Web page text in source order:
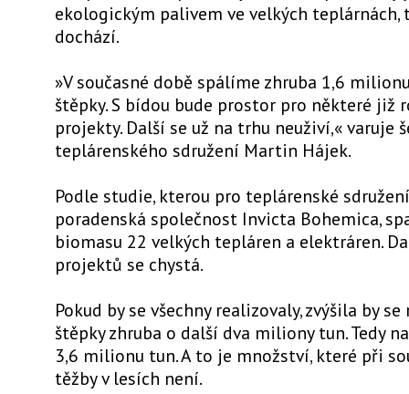
ekologickým palivem ve velkých
dochází.
»V současné době spálíme zhruba 1,6
štěpky. S bídou bude prostor pro některé již
projekty. Další se už na trhu neuživí,« varuje
teplárenského sdružení Martin Hájek.
Podle studie, kterou pro teplárenské
poradenská společnost Invicta Bohemica,
biomasu 22 velkých tepláren a elektráren.
projektů se chystá.
Pokud by se všechny realizovaly, zvýšila by
štěpky zhruba o další dva miliony tun. Tedy
3,6 milionu tun. A to je množství, které při
těžby v lesích není.